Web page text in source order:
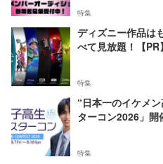
特集
ディズニー作品は
べて見放題！【PR】
特集
“日本一のイケメ
ターコン2026」開
特集